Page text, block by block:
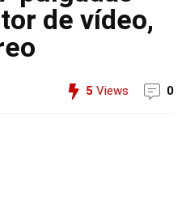
de vídeo,
5 Views 0